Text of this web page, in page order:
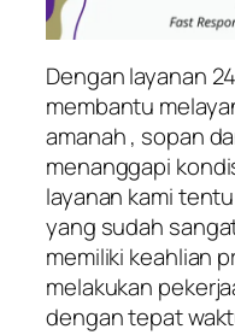
Dengan layanan
membantu
amanah , sopan
menanggapi
layanan kami
yang sudah
memiliki keahlian
melakukan
dengan tepat